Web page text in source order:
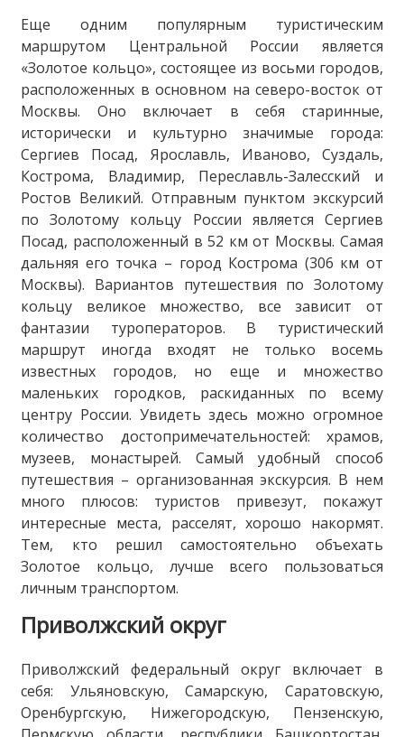
Еще одним популярным туристическим
маршрутом Центральной России является
«Золотое кольцо», состоящее из восьми городов,
расположенных в основном на северо-восток от
Москвы. Оно включает в себя старинные,
исторически и культурно значимые города:
Сергиев Посад, Ярославль, Иваново, Суздаль,
Кострома, Владимир, Переславль-Залесский и
Ростов Великий. Отправным пунктом экскурсий
по Золотому кольцу России является Сергиев
Посад, расположенный в 52 км от Москвы. Самая
дальняя его точка – город Кострома (306 км от
Москвы). Вариантов путешествия по Золотому
кольцу великое множество, все зависит от
фантазии туроператоров. В туристический
маршрут иногда входят не только восемь
известных городов, но еще и множество
маленьких городков, раскиданных по всему
центру России. Увидеть здесь можно огромное
количество достопримечательностей: храмов,
музеев, монастырей. Самый удобный способ
путешествия – организованная экскурсия. В нем
много плюсов: туристов привезут, покажут
интересные места, расселят, хорошо накормят.
Тем, кто решил самостоятельно объехать
Золотое кольцо, лучше всего пользоваться
личным транспортом.
Приволжский округ
Приволжский федеральный округ включает в
себя: Ульяновскую, Самарскую, Саратовскую,
Оренбургскую, Нижегородскую, Пензенскую,